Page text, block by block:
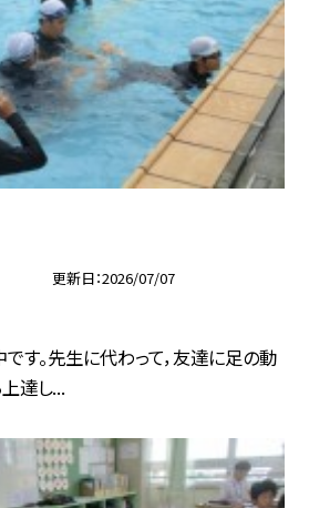
更新日 2026/07/07
す。先生に代わって，友達に足の動
達し...